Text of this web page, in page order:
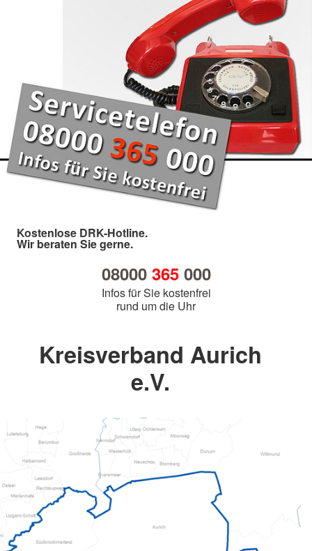
Kostenlose DRK-Hotline.
Wir beraten Sie gerne.
08000 365000
Infos für Sie kostenfrei
rund um die Uhr
Kreisverband Aurich
e.V.